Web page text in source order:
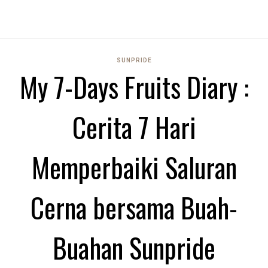
SUNPRIDE
My 7-Days Fruits Diary :
Cerita 7 Hari
Memperbaiki Saluran
Cerna bersama Buah-
Buahan Sunpride